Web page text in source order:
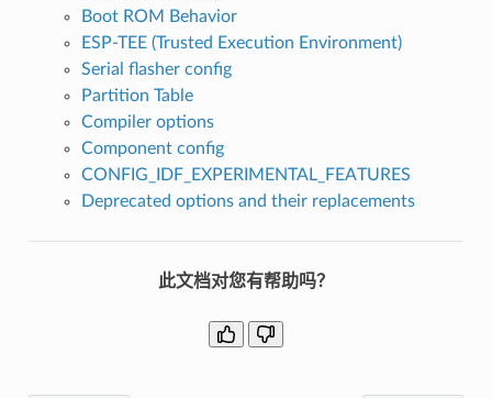
Boot ROM Behavior
ESP-TEE (Trusted Execution Environment)
Serial flasher config
Partition Table
Compiler options
Component config
CONFIG_IDF_EXPERIMENTAL_FEATURES
Deprecated options and their replacements
此文档对您有帮助吗？